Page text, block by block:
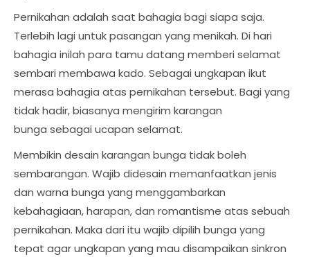
Pernikahan adalah saat bahagia bagi siapa saja.
Terlebih lagi untuk pasangan yang menikah. Di hari
bahagia inilah para tamu datang memberi selamat
sembari membawa kado. Sebagai ungkapan ikut
merasa bahagia atas pernikahan tersebut. Bagi yang
tidak hadir, biasanya mengirim karangan
bunga sebagai ucapan selamat.
Membikin desain karangan bunga tidak boleh
sembarangan. Wajib didesain memanfaatkan jenis
dan warna bunga yang menggambarkan
kebahagiaan, harapan, dan romantisme atas sebuah
pernikahan. Maka dari itu wajib dipilih bunga yang
tepat agar ungkapan yang mau disampaikan sinkron